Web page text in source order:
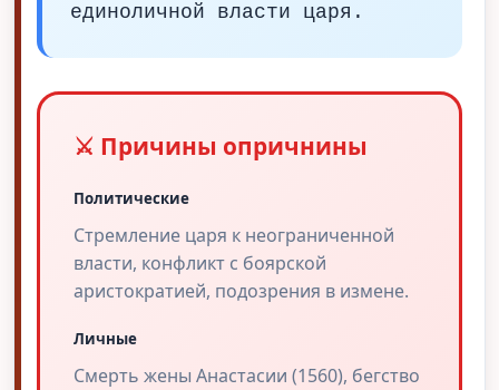
единоличной власти царя.
⚔️ Причины опричнины
Политические
Стремление царя к неограниченной
власти, конфликт с боярской
аристократией, подозрения в измене.
Личные
Смерть жены Анастасии (1560), бегство